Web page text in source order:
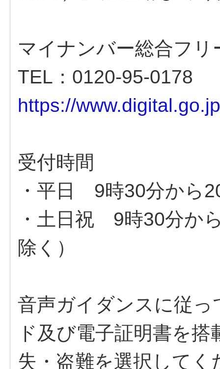
マイナンバー総合フリ
TEL：0120-95-0178
https://
受付時間
・平日 9時30分から
・土日祝 9時30分か
除く）
音声ガイダンスに従
ド及び電子証明書を
失・盗難を選択してく